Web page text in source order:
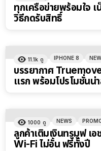
ทุกเครือข่ายพร้อมใจ
วิธีกดรับสิทธิ์
11.1k ดู IPHONE 8
บรรยากาศ
แรก พร้อมโปรโมชั่นน่
1000 ดู NEWS
ลูกค้าเติมเงินทรูมูฟ เ
Wi-Fi ไม่อั้น ฟรีทั้งปี